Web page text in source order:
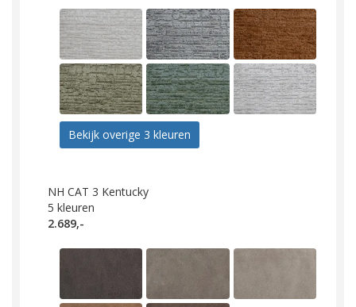
Bekijk overige 3 kleuren
NH CAT 3 Kentucky
5 kleuren
2.689,-